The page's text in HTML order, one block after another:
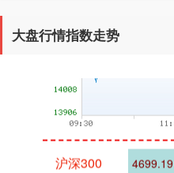
大盘行情指数走势
4699.19